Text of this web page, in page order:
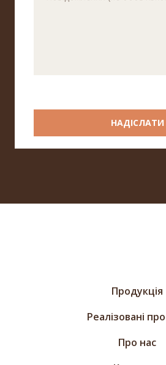
НАДІСЛАТИ
Продукція
Реалізовані
Про нас